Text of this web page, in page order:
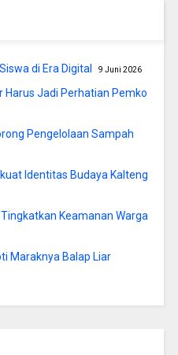
di Era Digital 9 Juni 2026
Harus Jadi Perhatian Pemko
Pengelolaan Sampah
Identitas Budaya Kalteng
Keamanan Warga
Maraknya Balap Liar